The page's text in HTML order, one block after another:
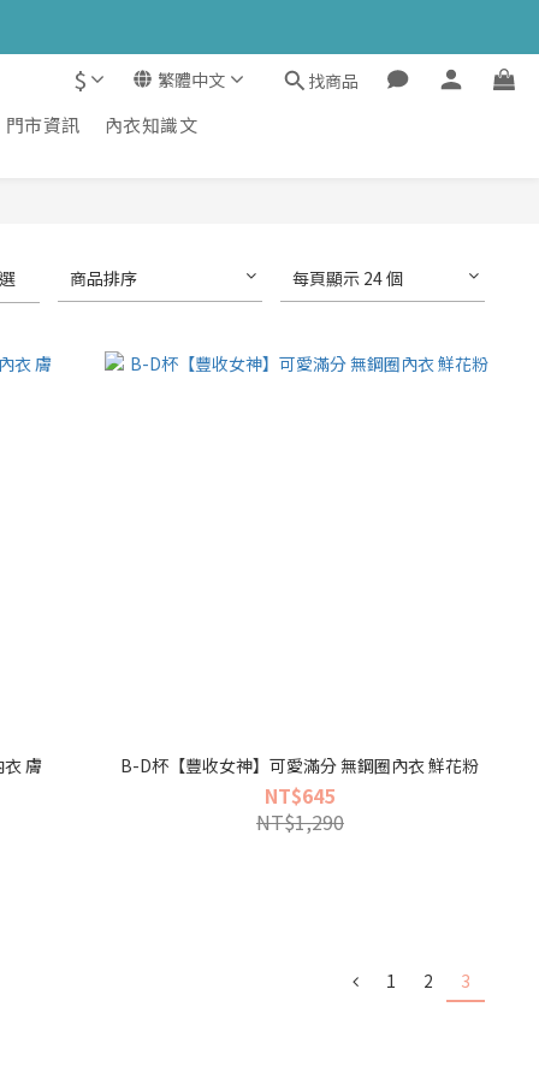
$ 繁體中文 找商品
門市資訊 內衣知識文
商品排序 每頁顯示 24 個
婦幼展 B-E杯【純色二代】哺乳內衣 膚 B-D杯【豐收女神】可愛滿分 無鋼圈內衣 鮮花粉
NT$645
NT$1,290
1 2 3